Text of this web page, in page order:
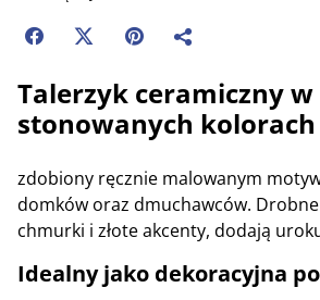
Talerzyk ceramiczny w
stonowanych kolorach
zdobiony ręcznie malowanym
domków oraz dmuchawców.
chmurki i złote akcenty, dodają
Idealny jako dekoracyjna